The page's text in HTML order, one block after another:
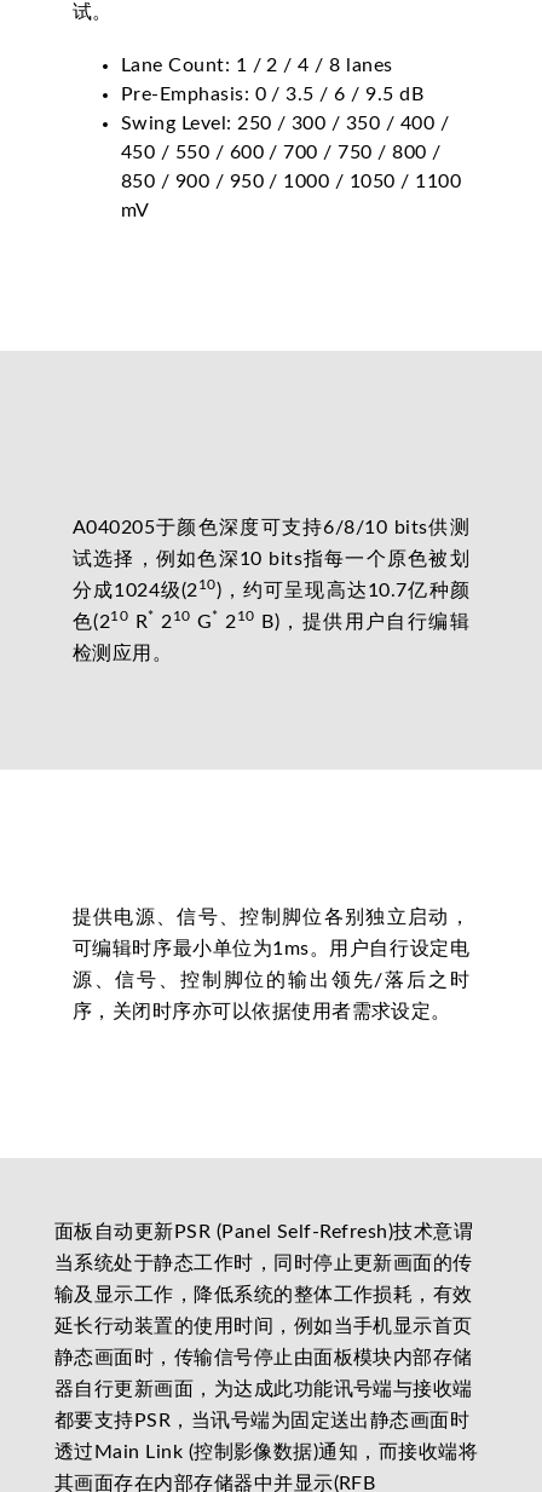
试。
Lane Count: 1 / 2 / 4 / 8 lanes
Pre-Emphasis: 0 / 3.5 / 6 / 9.5 dB
Swing Level: 250 / 300 / 350 / 400 /
450 / 550 / 600 / 700 / 750 / 800 /
850 / 900 / 950 / 1000 / 1050 / 1100
mV
A040205于颜色深度可支持6/8/10 bits供测
试选择，例如色深10 bits指每一个原色被划
分成1024级(210)，约可呈现高达10.7亿种颜
色(210 R* 210 G* 210
B)，提供用户自行编辑
检测应用。
提供电源、信号、控制脚位各别独立启动，
可编辑时序最小单位为1ms。用户自行设定电
源、信号、控制脚位的输出领先/落后之时
序，关闭时序亦可以依据使用者需求设定。
面板自动更新PSR (Panel Self-Refresh)技术意谓
当系统处于静态工作时，同时停止更新画面的传
输及显示工作，降低系统的整体工作损耗，有效
延长行动装置的使用时间，例如当手机显示首页
静态画面时，传输信号停止由面板模块内部存储
器自行更新画面，为达成此功能讯号端与接收端
都要支持PSR，当讯号端为固定送出静态画面时
透过Main Link (控制影像数据)通知，而接收端将
其画面存在内部存储器中并显示(RFB